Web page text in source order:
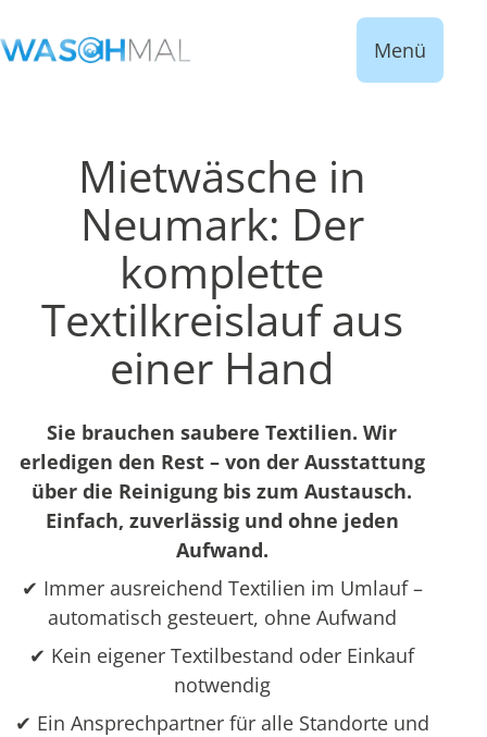
Menü
Mietwäsche in
Neumark: Der
komplette
Textilkreislauf aus
einer Hand
Sie brauchen saubere Textilien. Wir
erledigen den Rest – von der Ausstattung
über die Reinigung bis zum Austausch.
Einfach, zuverlässig und ohne jeden
Aufwand.
✔ Immer ausreichend Textilien im Umlauf –
automatisch gesteuert, ohne Aufwand
✔ Kein eigener Textilbestand oder Einkauf
notwendig
✔ Ein Ansprechpartner für alle Standorte und